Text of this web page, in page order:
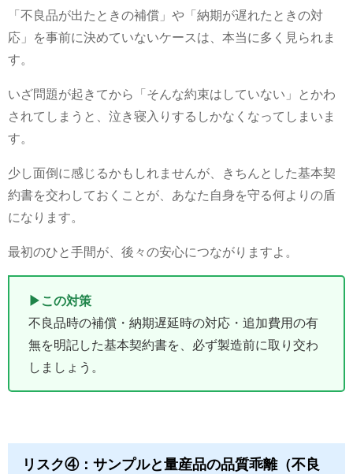
「不良品が出たときの補償」や「納期が遅れたときの対
応」を事前に決めていないケースは、本当に多く見られま
す。
いざ問題が起きてから「そんな約束はしていない」とかわ
されてしまうと、泣き寝入りするしかなくなってしまいま
す。
少し面倒に感じるかもしれませんが、きちんとした基本契
約書を交わしておくことが、あなた自身を守る何よりの盾
になります。
最初のひと手間が、後々の安心につながりますよ。
▶この対策
不良品時の補償・納期遅延時の対応・追加費用の有
無を明記した基本契約書を、必ず製造前に取り交わ
しましょう。
リスク④：サンプルと量産品の品質乖離（不良